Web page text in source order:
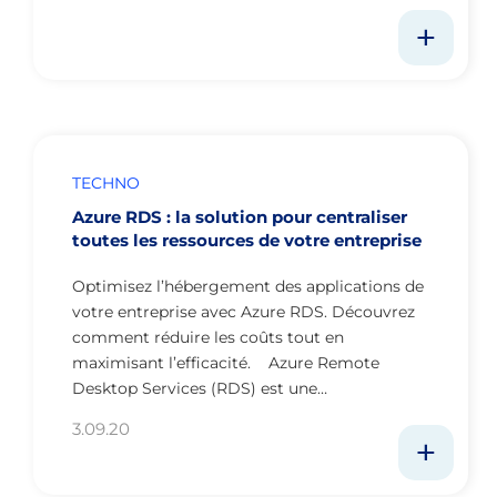
TECHNO
Azure RDS : la solution pour centraliser
toutes les ressources de votre entreprise
Optimisez l’hébergement des applications de
votre entreprise avec Azure RDS. Découvrez
comment réduire les coûts tout en
maximisant l’efficacité. Azure Remote
Desktop Services (RDS) est une…
3.09.20